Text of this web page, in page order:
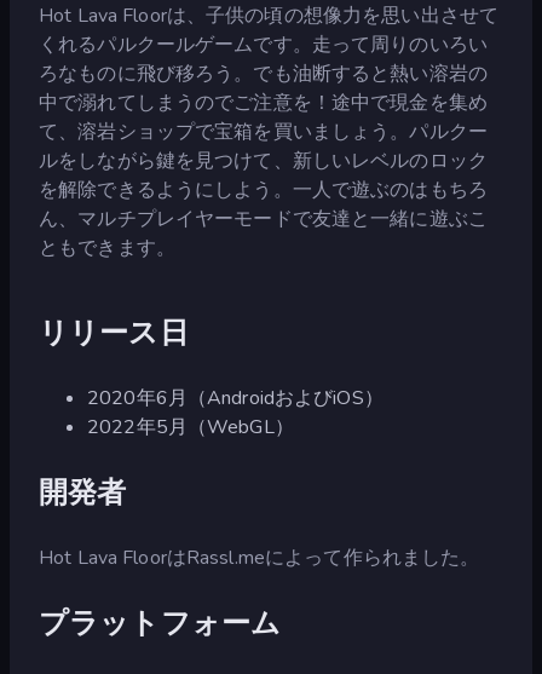
Hot Lava Floorは、子供の頃の想像力を思い出させて
くれるパルクールゲームです。走って周りのいろい
ろなものに飛び移ろう。でも油断すると熱い溶岩の
中で溺れてしまうのでご注意を！途中で現金を集め
て、溶岩ショップで宝箱を買いましょう。パルクー
ルをしながら鍵を見つけて、新しいレベルのロック
を解除できるようにしよう。一人で遊ぶのはもちろ
ん、マルチプレイヤーモードで友達と一緒に遊ぶこ
ともできます。
リリース日
2020年6月（AndroidおよびiOS）
2022年5月（WebGL）
開発者
Hot Lava FloorはRassl.meによって作られました。
プラットフォーム